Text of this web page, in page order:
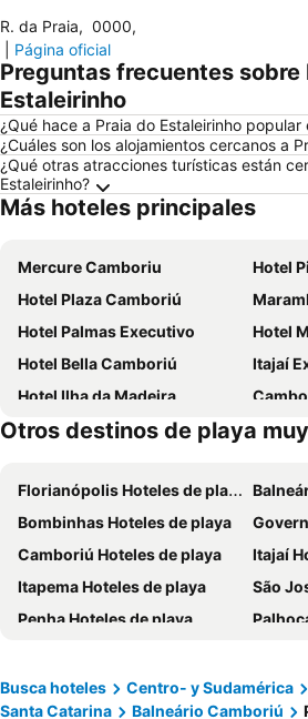
R. da Praia, 0000,
Página oficial
Preguntas frecuentes sobre
Estaleirinho
¿Qué hace a Praia do Estaleirinho popular
¿Cuáles son los alojamientos cercanos a
¿Qué otras atracciones turísticas están
Estaleirinho?
Más hoteles principales
Mercure Camboriu
Hotel
Hotel Plaza Camboriú
Hotel Palmas Executivo
Hotel
Hotel Bella Camboriú
Itajaí
Hotel Ilha da Madeira
Hotel Rosenbrock
Hotel
Hamburgo Palace Hotel
Hotel
Mar Hotel
Hotel
ibis Styles Balneario Camboriu
Hotel das Américas
Atobá
Hotel Marimar The Place
Hotel
Hotel do Bosque
Hotel
Otros destinos de playa
Florianópolis Hoteles de playa
Bombinhas Hoteles de playa
Camboriú Hoteles de playa
Itajaí
Itapema Hoteles de playa
São
Penha Hoteles de playa
Joinville Hoteles de playa
Biguaçu Hoteles de playa
Busca hoteles Centro- y Sudamérica
Santa Catarina
Balneário Camboriú